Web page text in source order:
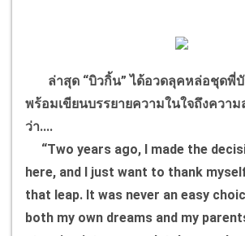
ล่าสุด “บิวกิ้น” ได้อวดลุคหล่อชุดพี่
พร้อมเขียนบรรยายความในใจถึงความ
ว่า....
“Two years ago, I made the
here, and I just want to thank
that leap. It was never an easy
both my own dreams and my